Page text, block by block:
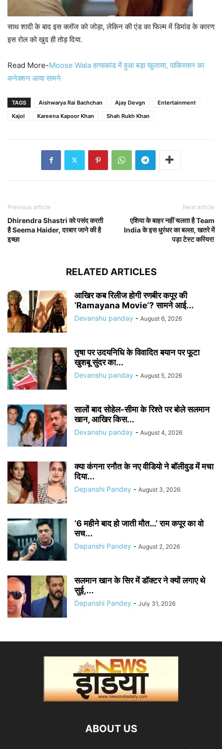
साथ शादी के बाद इस क्लॉज को जोड़ा, लेकिन की एंड का फिल्म में डिमांड के कारण
इस रोल को खुद ही तोड़ दिया.
Read More-Moose Wala हत्याकांड में हुआ बड़ा खुलासा, पाकिस्तान का
कनेक्शन आया सामने
TAGS Aishwarya Rai Bachchan Ajay Devgn
Entertainment
Kajol
Kareena Kapoor Khan Shah Rukh Khan
Previous article
Dhirendra Shastri को पसंद करती
है Seema Haider, दरबार जाने की है
इच्छा
Next article
एशिया के बाहर नहीं चलता है Team
India के इस धुरंधर का बल्ला, खतरे में
पड़ा टेस्ट करियर!
RELATED ARTICLES
आखिर कब रिलीज होगी रणबीर कपूर की
‘Ramayana Movie’? सामने आई...
Devanshu panday - August 6, 2026
तृषा पर उदयनिधि के विवादित बयान पर फूटा
खुशबू सुंदर का...
Devanshu panday - August 5, 2026
सालों बाद सोहेल-सीमा के रिश्ते पर बोले सलमान
खान, आखिर किस...
Devanshu panday - August 4, 2026
क्या कंगना रनौत के नए वीडियो ने बॉलीवुड में मचा
दिया...
Depanshi Pandey - August 3, 2026
‘6 महीने बाद हो जाती मौत…’ राम कपूर का वो
सच...
Depanshi Pandey - August 2, 2026
सलमान खान के सिर में डॉक्टर ने क्यों लगाए थे
सुई,...
Depanshi Pandey - July 31, 2026
ABOUT US